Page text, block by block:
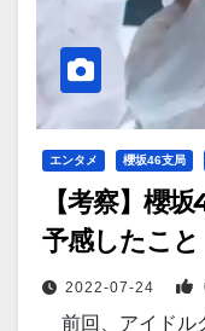
エンタメ 櫻坂46支局
【考察】櫻
予感したこと
2022-07-24
前回、アイドル